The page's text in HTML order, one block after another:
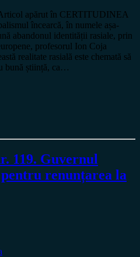
apărut în CERTITUDINEA
încearcă, în numele așa-
abandonul identității rasiale, prin
profesorul Ion Coja
realitate rasială este chemată să
bună știință, ca…
119. Guvernul
renunțarea la